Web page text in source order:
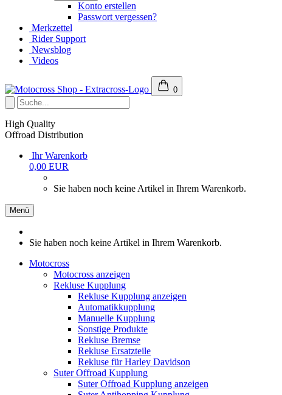
Konto erstellen
Passwort vergessen?
Merkzettel
Rider Support
Newsblog
Videos
0
High Quality
Offroad Distribution
Ihr Warenkorb
0,00 EUR
Sie haben noch keine Artikel in Ihrem Warenkorb.
Menü
Sie haben noch keine Artikel in Ihrem Warenkorb.
Motocross
Motocross anzeigen
Rekluse Kupplung
Rekluse Kupplung anzeigen
Automatikkupplung
Manuelle Kupplung
Sonstige Produkte
Rekluse Bremse
Rekluse Ersatzteile
Rekluse für Harley Davidson
Suter Offroad Kupplung
Suter Offroad Kupplung anzeigen